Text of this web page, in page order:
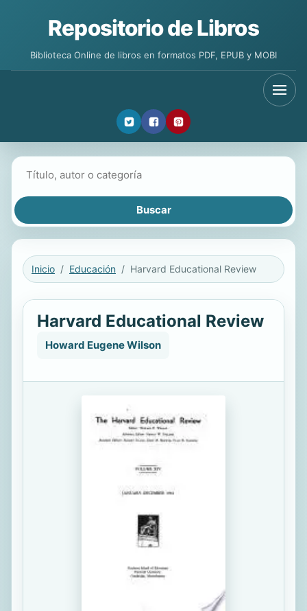
Repositorio de Libros
Biblioteca Online de libros en formatos PDF, EPUB y MOBI
Inicio Educación Harvard Educational Review
Harvard Educational Review
Howard Eugene Wilson